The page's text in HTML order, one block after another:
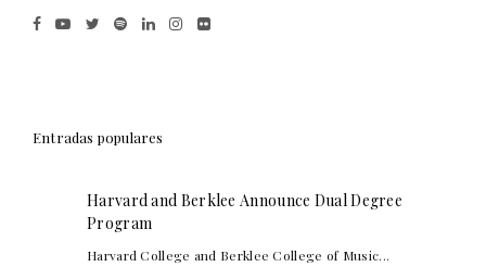
Entradas populares
Harvard and Berklee Announce Dual Degree
Program
Harvard College and Berklee College of Music...